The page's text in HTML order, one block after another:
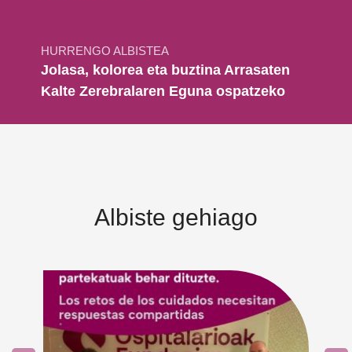
HURRENGO ALBISTEA
Jolasa, kolorea eta buztina Arrasaten
Kalte Zerebralaren Eguna ospatzeko
Albiste gehiago